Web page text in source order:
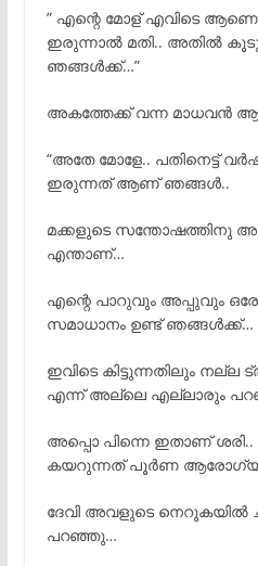
” എന്റെ മോള് എവിടെ
ഇരുന്നാല്മതി.. അതിൽ
ഞങ്ങൾക്ക്…”
അകത്തേക്ക് വന്ന മാധവന്
“അതേ മോളേ.. പതിനെട്ട് വര്
ഇരുന്നത് ആണ് ഞങ്ങള്..
മക്കളുടെ സന്തോഷത്തിനു
എന്താണ്…
എന്റെ പാറുവും അപ്പുവും ഒരേ
സമാധാനം ഉണ്ട് ഞങ്ങൾക്ക്…
ഇവിടെ കിട്ടുന്നതിലും നല്ല
എന്ന് അല്ലെ എല്ലാരും
അപ്പൊ പിന്നെ ഇതാണ്
കയറുന്നത് പൂര്ണ
ദേവി അവളുടെ നെറുകയില്
പറഞ്ഞു…